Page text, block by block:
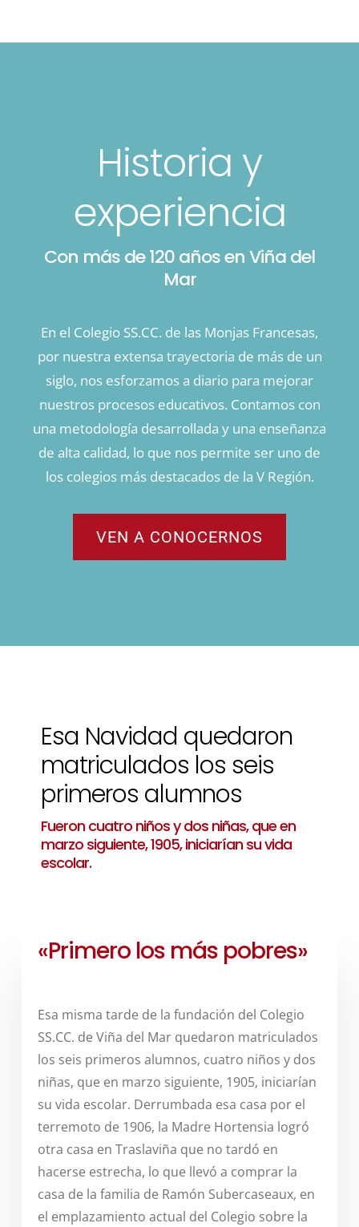
Historia y
experiencia
Con más de 120 años en Viña del
Mar
En el Colegio SS.CC. de las Monjas Francesas,
por nuestra extensa trayectoria de más de un
siglo, nos esforzamos a diario para mejorar
nuestros procesos educativos. Contamos con
una metodología desarrollada y una enseñanza
de alta calidad, lo que nos permite ser uno de
los colegios más destacados de la V Región.
VEN A CONOCERNOS
Esa Navidad quedaron
matriculados los seis
primeros alumnos
Fueron cuatro niños y dos niñas, que en
marzo siguiente, 1905, iniciarían su vida
escolar.
«Primero los más pobres»
Esa misma tarde de la fundación del Colegio
SS.CC. de Viña del Mar quedaron matriculados
los seis primeros alumnos, cuatro niños y dos
niñas, que en marzo siguiente, 1905, iniciarían
su vida escolar. Derrumbada esa casa por el
terremoto de 1906, la Madre Hortensia logró
otra casa en Traslaviña que no tardó en
hacerse estrecha, lo que llevó a comprar la
casa de la familia de Ramón Subercaseaux, en
el emplazamiento actual del Colegio sobre la